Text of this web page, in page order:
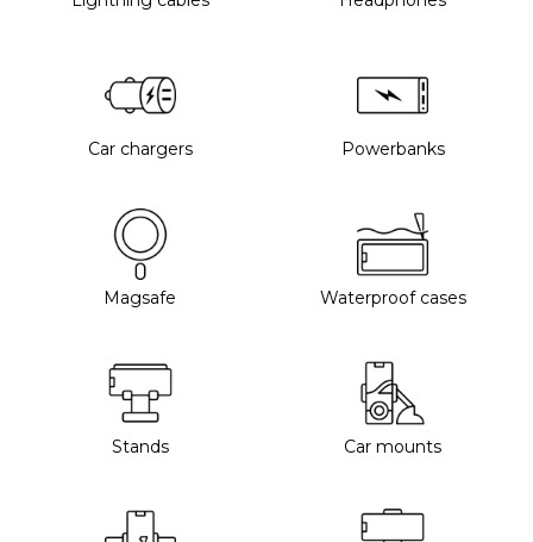
Car chargers Powerbanks
Magsafe Waterproof cases
Stands Car mounts